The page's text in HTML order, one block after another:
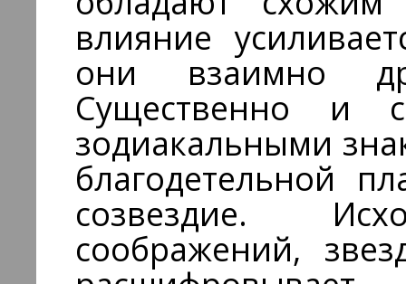
влияние
они взаимно
Существенно и
зодиакальными
благодетельной
созвездие.
соображений,